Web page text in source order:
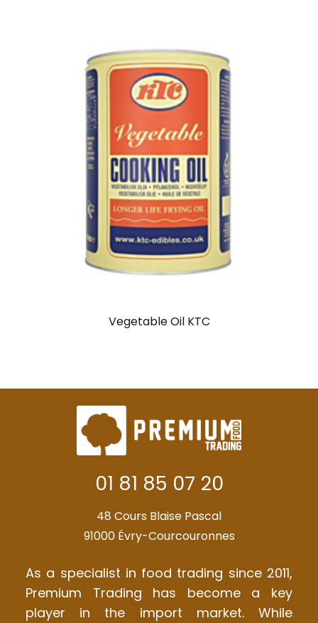
Vegetable Oil KTC
01 81 85 07 20
48 Cours Blaise Pascal
91000 Évry-Courcouronnes
As a specialist in food trading since 2011,
Premium Trading has become a key
player in the import market. While